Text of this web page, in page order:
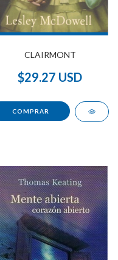
CLAIRMONT
$29.27 USD